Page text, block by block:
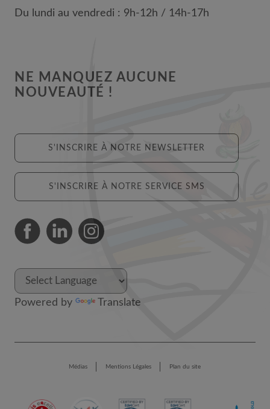
Du lundi au vendredi : 9h-12h / 14h-17h
NE MANQUEZ AUCUNE
NOUVEAUTÉ !
S'INSCRIRE À NOTRE NEWSLETTER
S'INSCRIRE À NOTRE SERVICE SMS
Powered by Translate
Médias Mentions Légales Plan du site